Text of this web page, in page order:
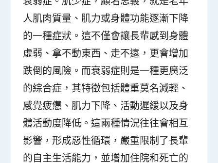
人肌肉質量、肌力或身體功能逐漸下降
的一種症狀。這不僅會讓長輩感到身體
虛弱、拿不動東西、走不遠，更會增加
跌倒的風險。而衰弱症則是一種更廣泛
的綜合症，其特徵包括體重莫名減輕、
感覺疲憊、肌力下降、活動遲緩以及身
體活動度降低。這兩種情況往往會相互
影響，形成惡性循環，嚴重限制了長輩
的自主生活能力，並增加住院和死亡的